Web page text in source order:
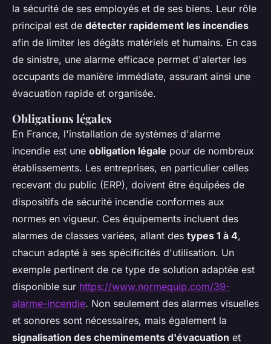
la sécurité de ses employés et de ses biens. Leur rôle
principal est de détecter rapidement les incendies
afin de limiter les dégâts matériels et humains. En cas
de sinistre, une alarme efficace permet d'alerter les
occupants de manière immédiate, assurant ainsi une
évacuation rapide et organisée.
Obligations légales
En France, l'installation de systèmes d'alarme
incendie est une obligation légale pour de nombreux
établissements. Les entreprises, en particulier celles
recevant du public (ERP), doivent être équipées de
dispositifs de sécurité incendie conformes aux
normes en vigueur. Ces équipements incluent des
alarmes de classes variées, allant des types 1 à 4,
chacun adapté à ses spécificités d'utilisation. Un
exemple pertinent de ce type de solution adaptée est
disponible sur https://www.normequip.com/39-
alarme-incendie. Non seulement des alarmes visuelles
et sonores sont nécessaires, mais également la
signalisation des cheminements d'évacuation et